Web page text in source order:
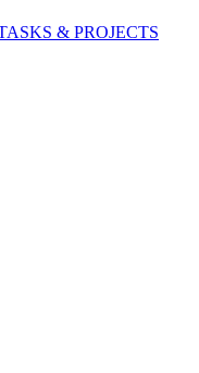
& PROJECTS